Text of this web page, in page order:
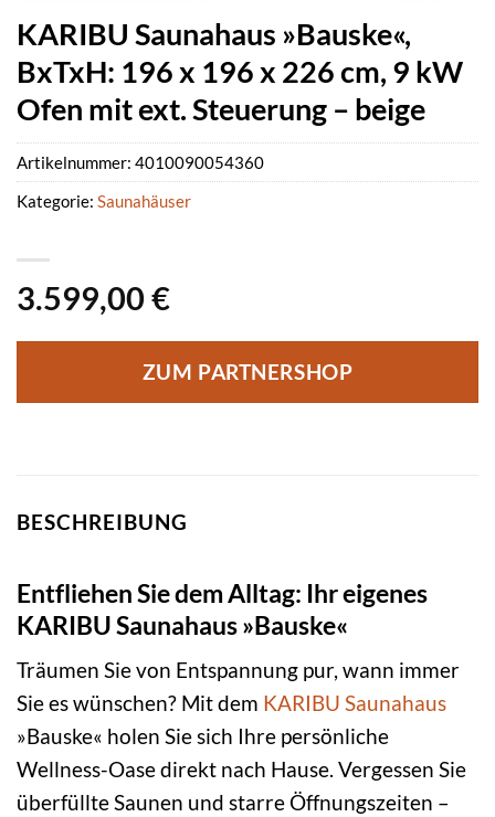
KARIBU Saunahaus »Bauske«,
BxTxH: 196 x 196 x 226 cm, 9 kW
Ofen mit ext. Steuerung – beige
3.599,00 €
ZUM PARTNERSHOP
Artikelnummer: 4010090054360
Kategorie: Saunahäuser
BESCHREIBUNG
Entfliehen Sie dem Alltag: Ihr eigenes
KARIBU Saunahaus »Bauske«
Träumen Sie von Entspannung pur, wann immer
Sie es wünschen? Mit dem KARIBU Saunahaus
»Bauske« holen Sie sich Ihre persönliche
Wellness-Oase direkt nach Hause. Vergessen Sie
überfüllte Saunen und starre Öffnungszeiten –